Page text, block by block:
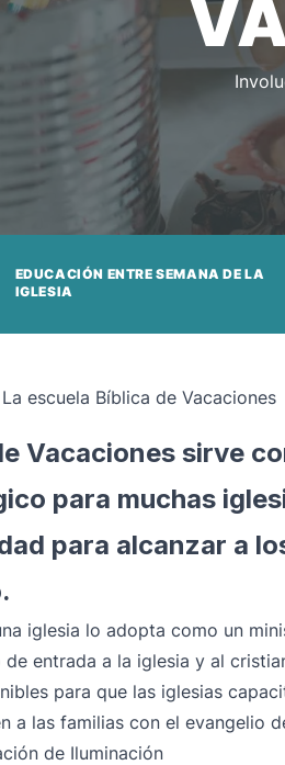
EDUCACIÓN ENTRE SEMANA DE LA
IGLESIA
La escuela Bíblica de Vacaciones
Vacaciones sirve
para muchas
para alcanzar a
iglesia lo adopta como un
entrada a la iglesia y al
para que las iglesias
a las familias con el evangelio
de Iluminación